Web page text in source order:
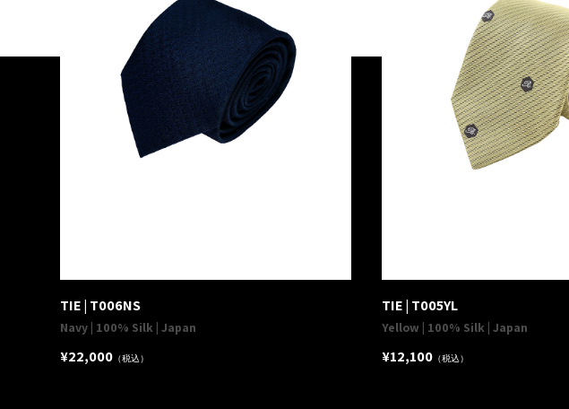
TIE | T006NS
Navy | 100% Silk | Japan
¥22,000 （税込）
TIE | T005YL
Yellow | 100% Silk | Japan
¥12,100（税込）